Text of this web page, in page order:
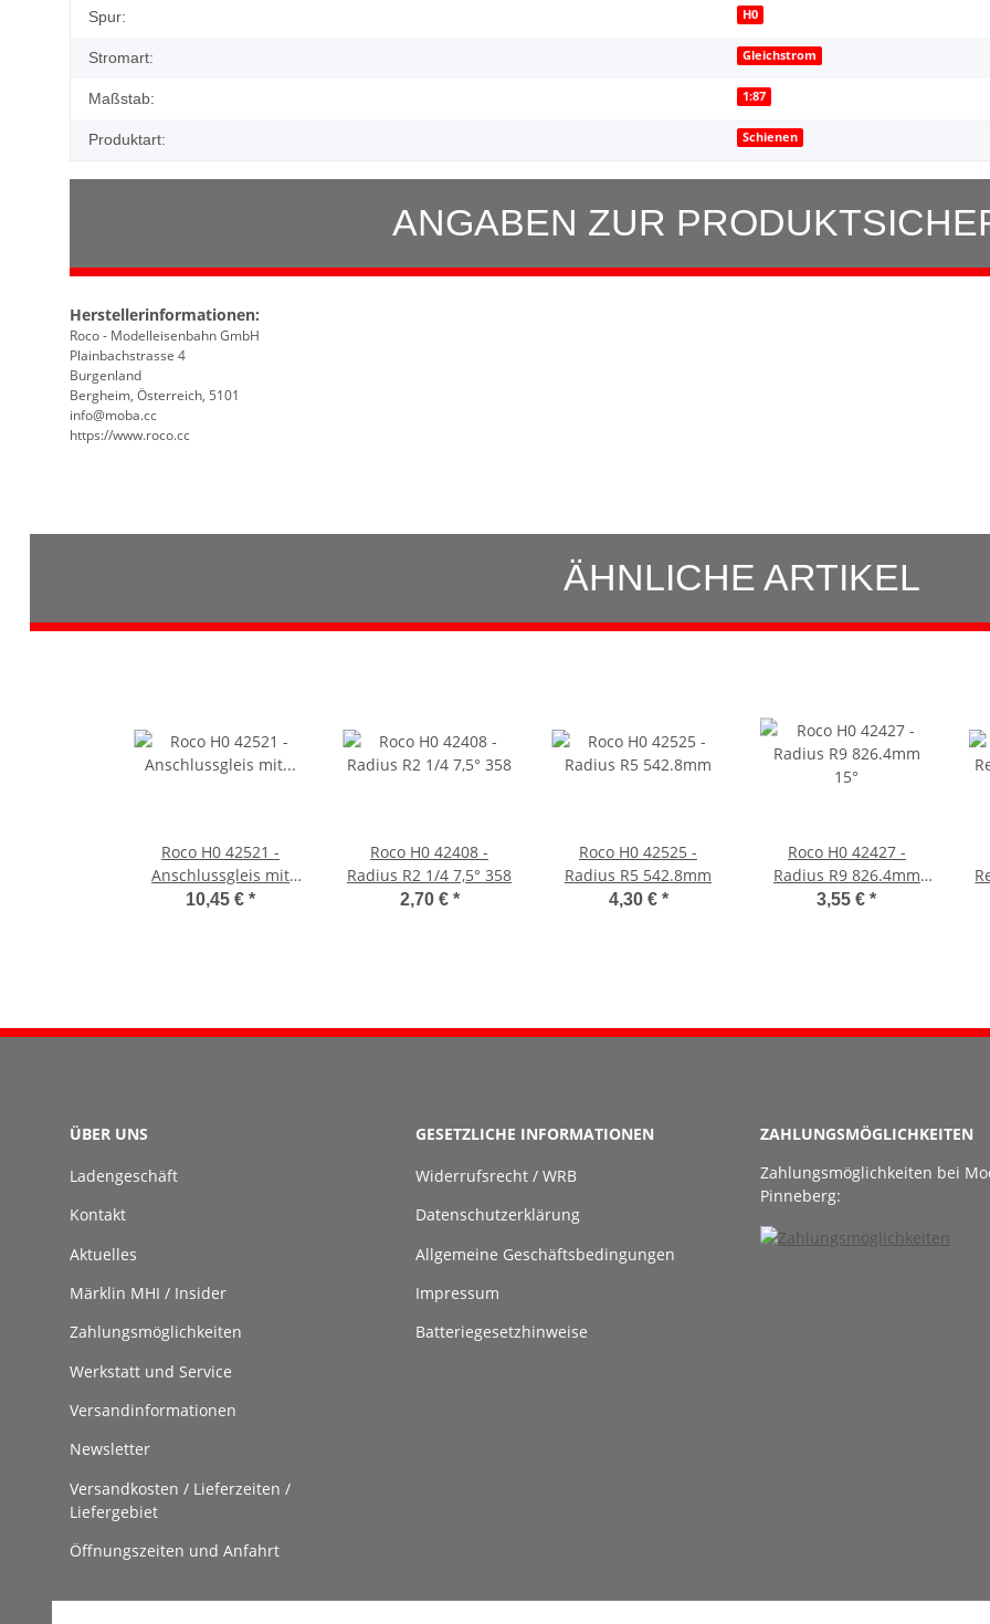
Produkteigenschaft
Wert
Spur: H0
Stromart: Gleichstrom
Maßstab: 1:87
Produktart: Schienen
ANGABEN ZUR
Herstellerinformationen:
Roco - Modelleisenbahn GmbH
Plainbachstrasse 4
Burgenland
Bergheim, Österreich, 5101
info@moba.cc
https://www.roco.cc
ÄHNLICHE ARTIKEL
Roco H0 42521 -
Anschlussgleis mit
EMV-
10,45 €*
Roco H0 42408 -
Radius R2 1/4 7,5° 358
2,70 € *
Roco H0 42525 -
Radius R5 542.8mm
4,30 € *
Roco H0 42427 -
Radius R9 826.4mm
15°
3,55 €*
ÜBER UNS
Ladengeschäft
Kontakt
Aktuelles
Märklin MHI / Insider
Zahlungsmöglichkeiten
Werkstatt und Service
Versandinformationen
Newsletter
Versandkosten / Lieferzeiten /
Liefergebiet
Öffnungszeiten und Anfahrt
GESETZLICHE INFORMATIONEN
Widerrufsrecht / WRB
Datenschutzerklärung
Allgemeine Geschäftsbedingungen
Impressum
Batteriegesetzhinweise
ZAHLUNGSMÖGLICHKEITEN
Zahlungsmöglichkeiten bei
Pinneberg: